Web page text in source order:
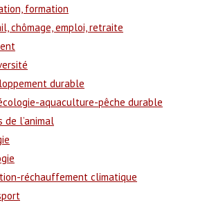
formation
chômage, emploi, retraite
durable
aquaculture-pêche durable
de l’animal
réchauffement climatique